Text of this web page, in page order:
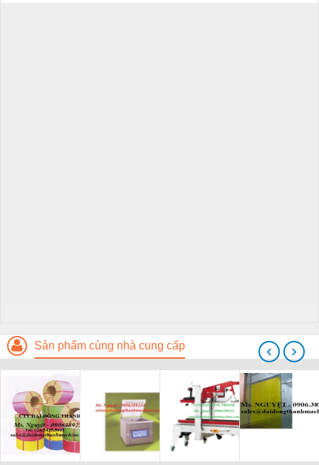
Sản phẩm cùng nhà cung cấp ‹ ›